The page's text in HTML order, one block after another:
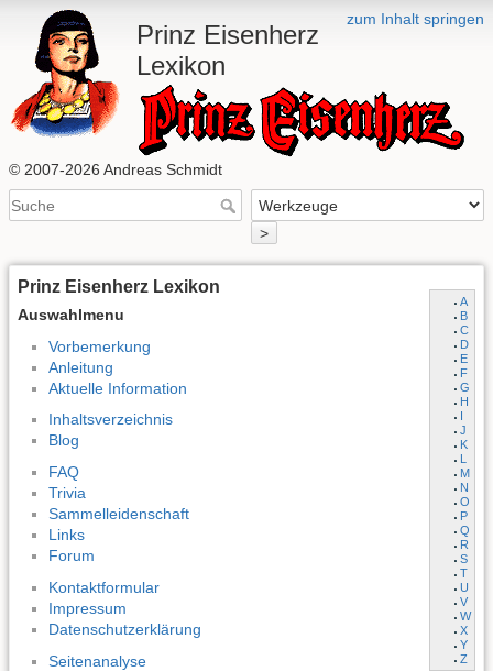
zum Inhalt springen
Prinz Eisenherz
Lexikon
© 2007-2026 Andreas Schmidt
>
Prinz Eisenherz Lexikon
Auswahlmenu
A
B
C
D
E
F
G
H
I
J
K
L
M
N
O
P
Q
R
S
T
U
V
W
X
Y
Z
Vorbemerkung
Anleitung
Aktuelle Information
Inhaltsverzeichnis
Blog
FAQ
Trivia
Sammelleidenschaft
Links
Forum
Kontaktformular
Impressum
Datenschutzerklärung
Seitenanalyse